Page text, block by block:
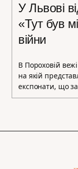
У Львові
«Тут був
війни
В Пороховій
на якій
експонати, що